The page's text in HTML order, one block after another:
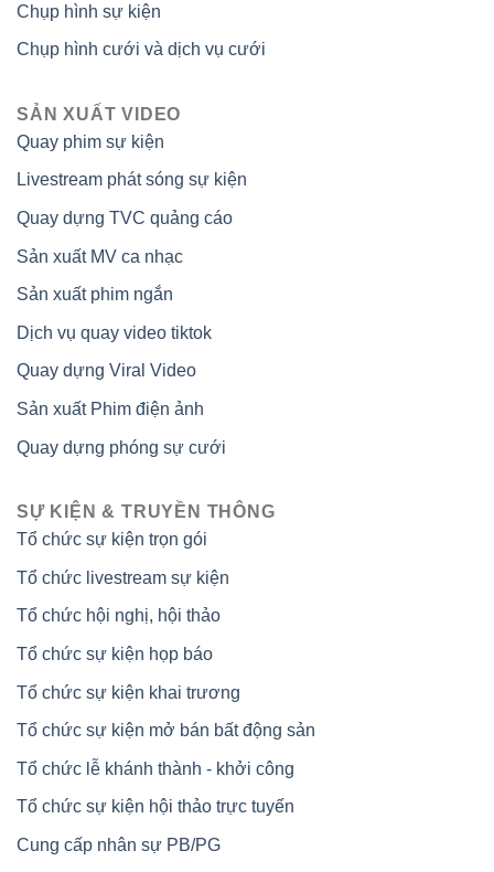
Chụp hình sự kiện
Chụp hình cưới và dịch vụ cưới
SẢN XUẤT VIDEO
Quay phim sự kiện
Livestream phát sóng sự kiện
Quay dựng TVC quảng cáo
Sản xuất MV ca nhạc
Sản xuất phim ngắn
Dịch vụ quay video tiktok
Quay dựng Viral Video
Sản xuất Phim điện ảnh
Quay dựng phóng sự cưới
SỰ KIỆN & TRUYỀN THÔNG
Tổ chức sự kiện trọn gói
Tổ chức livestream sự kiện
Tổ chức hội nghị, hội thảo
Tổ chức sự kiện họp báo
Tổ chức sự kiện khai trương
Tổ chức sự kiện mở bán bất động sản
Tổ chức lễ khánh thành - khởi công
Tổ chức sự kiện hội thảo trực tuyến
Cung cấp nhân sự PB/PG